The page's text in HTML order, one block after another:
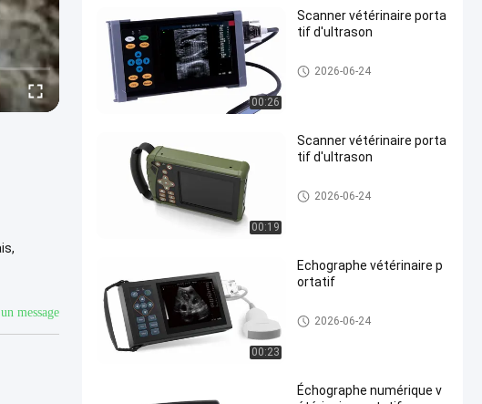
message
00:26
Scanner vétérinaire porta
tif d'ultrason
Machine portative d'ultrason
2026-06-24
00:19
Scanner vétérinaire porta
tif d'ultrason
Machine portative d'ultrason
2026-06-24
00:23
Echographe vétérinaire p
ortatif
Machine portative d'ultrason
2026-06-24
Échographe numérique v